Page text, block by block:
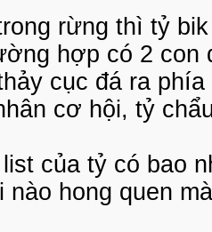
rừng thì tỷ
hợp có 2
cục đá ra
cơ hội, tỷ
của tỷ có bao
hong quen